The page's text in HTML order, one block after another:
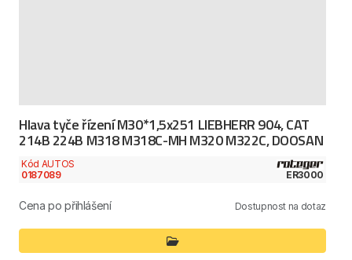
Hlava tyče řízení M30*1,5x251 LIEBHERR 904, CAT
214B 224B M318 M318C-MH M320 M322C, DOOSAN
Kód AUTOS
0187089
ER3000
Cena po přihlášení Dostupnost na dotaz